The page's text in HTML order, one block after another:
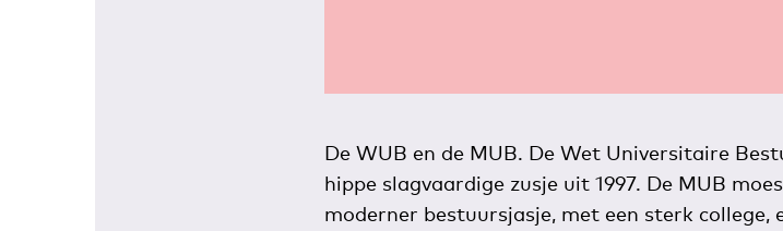
De WUB en de MUB. De Wet Universitaire
hippe slagvaardige zusje uit 1997. De MUB
moderner bestuursjasje, met een sterk college,